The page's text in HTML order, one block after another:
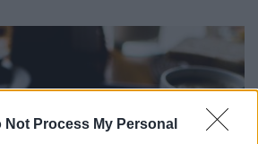
Not Process My Personal